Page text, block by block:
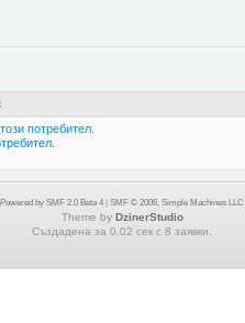
потребител.
Powered by SMF 2.0 Beta 4 SMF © 2006, Simple Machines LLC
Theme by DzinerStudio
Създадена за 0.02 сек с 8 заявки.